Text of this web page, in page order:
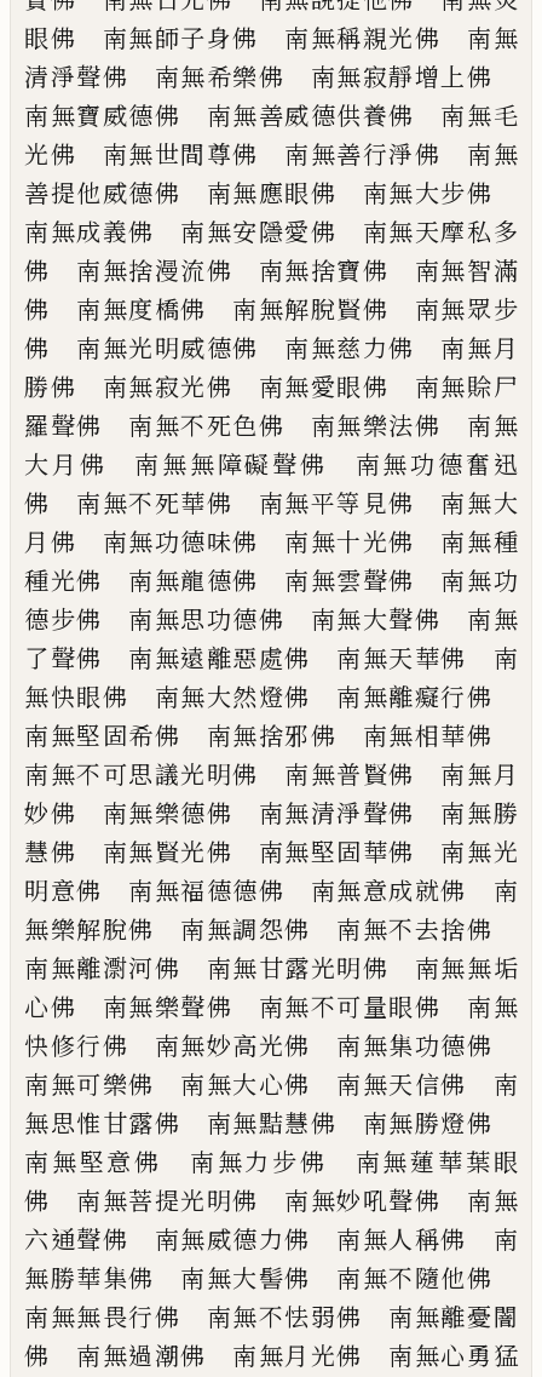
眼佛 南無師子身佛 南無稱親光佛 南無
清淨聲佛 南無希樂佛 南無寂靜增上佛
南無寶威德佛 南無善威德供養佛 南無毛
光佛 南無世間尊佛 南無善行淨佛 南無
善提他威德佛 南無應眼佛 南無大步佛
南無成義佛 南無安隱愛佛 南無天摩私多
佛 南無捨漫流佛 南無捨寶佛 南無智滿
佛 南無度橋佛 南無解脫賢佛 南無眾步
佛 南無光明威德佛 南無慈力佛
南無月
勝佛 南無寂光佛 南無愛眼佛 南無賒尸
羅聲佛 南無不死色佛 南無樂法佛 南無
大月佛 南無無障礙聲佛 南無功德奮迅
佛 南無不死華佛 南無平等 見佛 南無大
月佛 南無功德味佛 南無十光佛 南無種
種光佛 南無龍德佛 南無雲聲佛 南無功
德步佛 南無思功德佛 南無大聲佛 南無
了聲佛 南無遠離惡處佛 南無天華佛 南
無快眼佛 南無大然燈佛 南無離癡行佛
南無堅固希佛 南無捨邪佛 南無相華佛
南無不可思議光明佛 南無普賢佛 南無月
妙佛 南無樂德佛 南無清淨聲佛 南無勝
慧佛 南無賢光佛 南無堅固華佛 南無光
明意佛 南無福德德佛 南無意成就佛 南
無樂解脫佛 南無調怨佛 南無不去捨佛
南無離㵱河佛 南無甘露光明佛 南無無垢
心佛 南無樂聲佛 南無不可量眼佛 南無
快修行佛 南無妙高光佛 南無集功德佛
南無可樂佛 南無大心佛 南無天信佛
南
無思惟甘露佛 南無黠慧佛 南無勝燈佛
南無堅意佛 南無力步佛 南無蓮華葉眼
佛 南無菩提光明佛 南無妙吼聲佛 南無
六通聲佛 南無威德力佛 南無人稱佛 南
無勝華集佛 南無大髻佛 南無不隨他佛
南無無畏行佛 南無不怯弱佛 南無離憂闇
佛 南無過潮佛 南無月 光佛 南無心勇猛